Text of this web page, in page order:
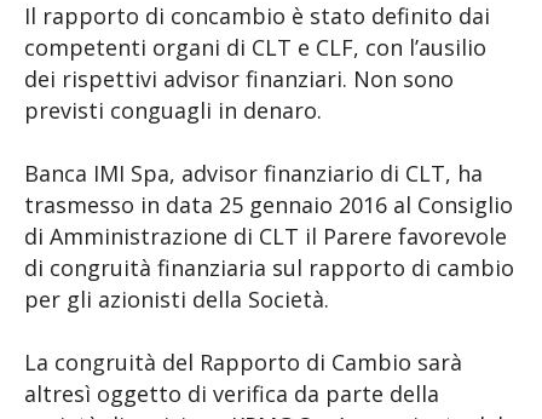
Il rapporto di concambio è stato definito dai
competenti organi di CLT e CLF, con l’ausilio
dei rispettivi advisor finanziari. Non sono
previsti conguagli in denaro.
Banca IMI Spa, advisor finanziario di CLT, ha
trasmesso in data 25 gennaio 2016 al Consiglio
di Amministrazione di CLT il Parere favorevole
di congruità finanziaria sul rapporto di cambio
per gli azionisti della Società.
La congruità del Rapporto di Cambio sarà
altresì oggetto di verifica da parte della